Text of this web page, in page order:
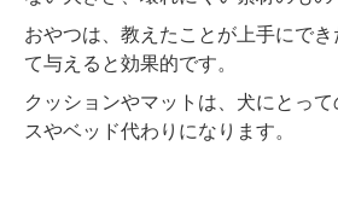
おやつは、教えたことが上手にで
て与えると効果的です。
クッションやマットは、犬にとっ
スやベッド代わりになります。